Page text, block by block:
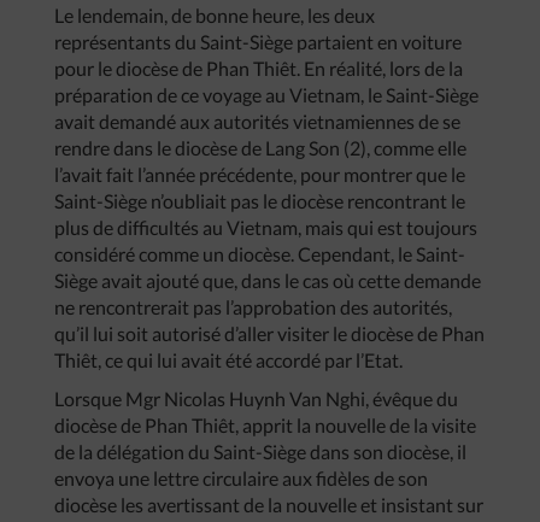
Le lendemain, de bonne heure, les deux
représentants du Saint-Siège partaient en voiture
pour le diocèse de Phan Thiêt. En réalité, lors de la
préparation de ce voyage au Vietnam, le Saint-Siège
avait demandé aux autorités vietnamiennes de se
rendre dans le diocèse de Lang Son (2), comme elle
l’avait fait l’année précédente, pour montrer que le
Saint-Siège n’oubliait pas le diocèse rencontrant le
plus de difficultés au Vietnam, mais qui est toujours
considéré comme un diocèse. Cependant, le Saint-
Siège avait ajouté que, dans le cas où cette demande
ne rencontrerait pas l’approbation des autorités,
qu’il lui soit autorisé d’aller visiter le diocèse de Phan
Thiêt, ce qui lui avait été accordé par l’Etat.
Lorsque Mgr Nicolas Huynh Van Nghi, évêque du
diocèse de Phan Thiêt, apprit la nouvelle de la visite
de la délégation du Saint-Siège dans son diocèse, il
envoya une lettre circulaire aux fidèles de son
diocèse les avertissant de la nouvelle et insistant sur